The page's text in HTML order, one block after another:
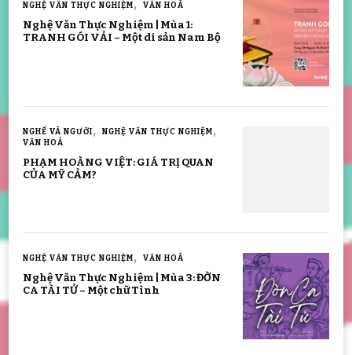
NGHỆ VĂN THỰC NGHIỆM VĂN HOÁ
Nghệ Văn Thực Nghiệm | Mùa 1:
TRANH GÓI VẢI – Một di sản Nam Bộ
NGHỀ VÀ NGƯỜI
NGHỆ VĂN THỰC NGHIỆM
VĂN HOÁ
PHẠM HOÀNG VIỆT: GIÁ TRỊ QUAN
CỦA MỸ CẢM?
NGHỆ VĂN THỰC NGHIỆM VĂN HOÁ
Nghệ Văn Thực Nghiệm | Mùa 3: ĐỜN
CA TÀI TỬ – Một chữ Tình